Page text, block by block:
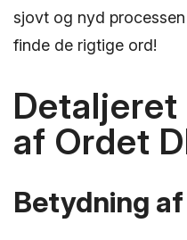
sjovt og nyd
finde de rigtige ord!
af Ordet
Betydning